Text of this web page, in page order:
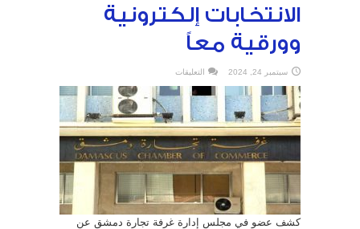
الانتخابات إلكترونية
وورقية معاً
سبتمبر 24, 2024 التعليقات
مرشح
من
انتخابات
غرفة
تجارة
دمشق
ليصبح
العدد
32..
عضو
بالغرفة:
أن
تكون
إلكترونية
كشف عضو في مجلس إدارة غرفة تجارة دمشق عن